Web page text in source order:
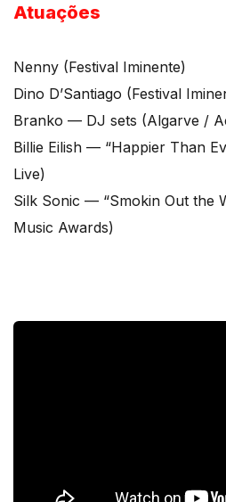
Atuações
Nenny (Festival Iminente)
Dino D’Santiago (Festival
Branko — DJ sets (Algarve /
Billie Eilish — “Happier Than
Live)
Silk Sonic — “Smokin Out the
Music Awards)